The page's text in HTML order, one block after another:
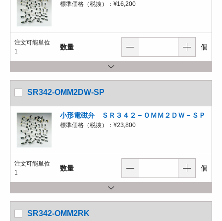
標準価格（税抜）： ¥16,200
注文可能単位
1
数量 個
SR342-OMM2DW-SP
小形電磁弁 ＳＲ３４２－ＯＭＭ２ＤＷ－ＳＰ
標準価格（税抜）： ¥23,800
注文可能単位
1
数量 個
SR342-OMM2RK